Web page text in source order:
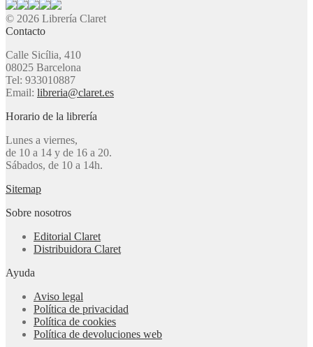
© 2026 Librería Claret
Contacto
Calle Sicília, 410
08025 Barcelona
Tel: 933010887
Email: libreria@claret.es
Horario de la librería
Lunes a viernes,
de 10 a 14 y de 16 a 20.
Sábados, de 10 a 14h.
Sitemap
Sobre nosotros
Editorial Claret
Distribuidora Claret
Ayuda
Aviso legal
Política de privacidad
Política de cookies
Política de devoluciones web